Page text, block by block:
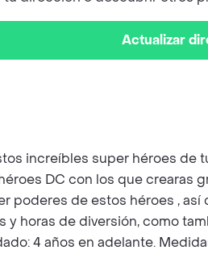
Actualizar
increíbles super héroes de
DC con los que crearas
poderes de estos héroes , así
horas de diversión, como
4 años en adelante.